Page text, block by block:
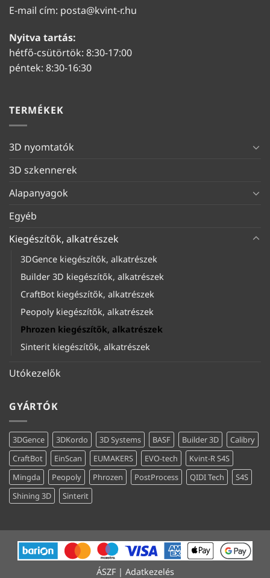
E-mail cím: posta@kvint-r.hu
Nyitva tartás:
hétfő-csütörtök: 8:30-17:00
péntek: 8:30-16:30
TERMÉKEK
3D nyomtatók
3D szkennerek
Alapanyagok
Egyéb
Kiegészítők, alkatrészek
3DGence kiegészítők, alkatrészek
Builder 3D kiegészítők, alkatrészek
CraftBot kiegészítők, alkatrészek
Peopoly kiegészítők, alkatrészek
Phrozen kiegészítők, alkatrészek
Sinterit kiegészítők, alkatrészek
Utókezelők
GYÁRTÓK
3DGence 3DKordo 3D Systems BASF Builder 3D
Calibry
CraftBot
EinScan EUMAKERS EVO-tech
Kvint-R S4S
Mingda
Peopoly Phrozen PostProcess QIDI Tech
S4S
Shining 3D
Sinterit
ÁSZF| Adatkezelés